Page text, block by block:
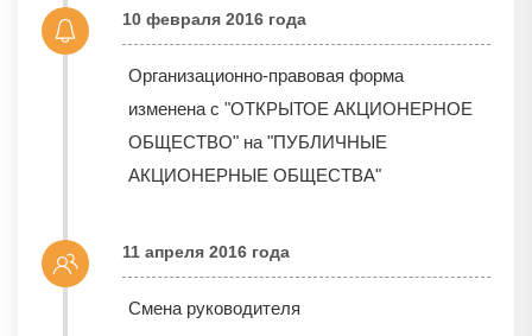
10 февраля 2016 года
Организационно-правовая форма
изменена с "ОТКРЫТОЕ АКЦИОНЕРНОЕ
ОБЩЕСТВО" на "ПУБЛИЧНЫЕ
АКЦИОНЕРНЫЕ ОБЩЕСТВА"
11 апреля 2016 года
Смена руководителя